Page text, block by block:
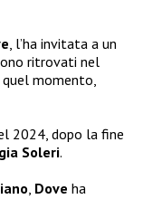
, l’ha invitata a un
ritrovati nel
quel momento,
2024, dopo la fine
Soleri.
, Dove ha